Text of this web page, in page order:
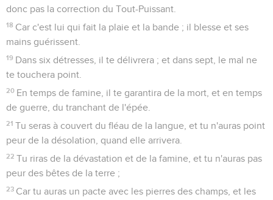
donc pas la correction du Tout-Puissant.
18 Car c'est lui qui fait la plaie et la bande ; il blesse et ses
mains guérissent.
19 Dans six détresses, il te délivrera ; et dans sept, le mal ne
te touchera point.
20 En temps de famine, il te garantira de la mort, et en temps
de guerre, du tranchant de l'épée.
21 Tu seras à couvert du fléau de la langue, et tu n'auras point
peur de la désolation, quand elle arrivera.
22 Tu riras de la dévastation et de la famine, et tu n'auras pas
peur des bêtes de la terre ;
23 Car tu auras un pacte avec les pierres des champs, et les